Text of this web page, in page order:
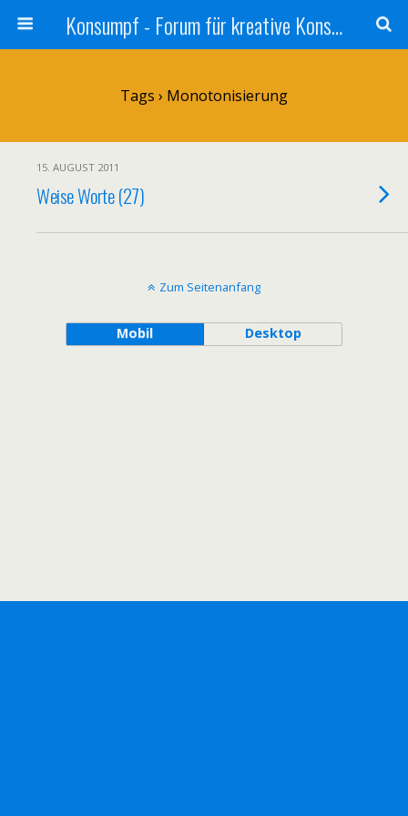
Konsumpf - Forum für kreative Konsumkritik - Culture Jamming, Nachhaltigkeit, Konzernkritik, Adbusting
Tags › Monotonisierung
15. AUGUST 2011
Weise Worte (27)
Zum Seitenanfang
Mobil Desktop